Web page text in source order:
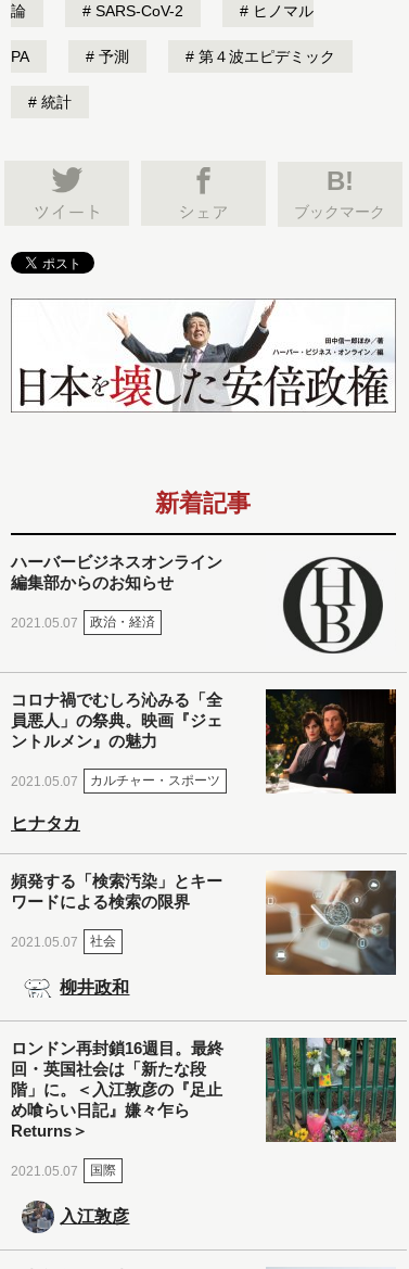
論 SARS-CoV-2 ヒノマル
PA 予測 第４波エピデミック
統計
B!
ブックマーク
新着記事
ハーバービジネスオンライン
編集部からのお知らせ
2021.05.07 政治・経済
コロナ禍でむしろ沁みる「全
員悪人」の祭典。映画『ジェ
ントルメン』の魅力
2021.05.07 カルチャー・スポーツ
ヒナタカ
頻発する「検索汚染」とキー
ワードによる検索の限界
2021.05.07 社会
柳井政和
ロンドン再封鎖16週目。最終
回・英国社会は「新たな段
階」に。＜入江敦彦の『足止
め喰らい日記』嫌々乍ら
Returns＞
2021.05.07 国際
入江敦彦